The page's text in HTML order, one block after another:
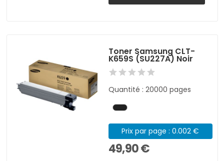
Toner Samsung CLT-
K659S (SU227A) Noir
Quantité : 20000 pages
Prix par page : 0.002 €
49,90 €